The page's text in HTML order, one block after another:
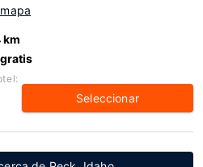
km
Seleccionar